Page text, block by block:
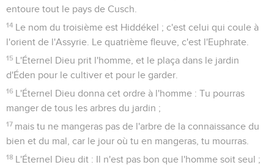
entoure tout le pays de Cusch.
14 Le nom du troisième est Hiddékel ; c'est celui qui coule à
l'orient de l'Assyrie. Le quatrième fleuve, c'est l'Euphrate.
15 L'Éternel Dieu prit l'homme, et le plaça dans le jardin
d'Éden pour le cultiver et pour le garder.
16 L'Éternel Dieu donna cet ordre à l'homme : Tu pourras
manger de tous les arbres du jardin ;
17 mais tu ne mangeras pas de l'arbre de la connaissance du
bien et du mal, car le jour où tu en mangeras, tu mourras.
18 L'Éternel Dieu dit : Il n'est pas bon que l'homme soit seul ;